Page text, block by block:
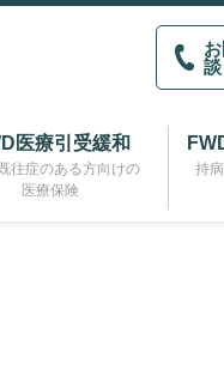
談
医療引受緩和
往症のある方向けの
医療保険
持